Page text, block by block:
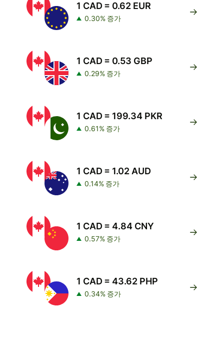
1 CAD = 0.62 EUR
0.30% 증가
1 CAD = 0.53 GBP
0.29% 증가
1 CAD = 199.34 PKR
0.61% 증가
1 CAD = 1.02 AUD
0.14% 증가
1 CAD = 4.84 CNY
0.57% 증가
1 CAD = 43.62 PHP
0.34% 증가